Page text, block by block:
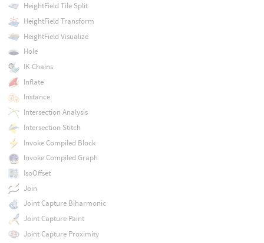
HeightField Tile Split
HeightField Transform
HeightField Visualize
Hole
IK Chains
Inflate
Instance
Intersection Analysis
Intersection Stitch
Invoke Compiled Block
Invoke Compiled Graph
IsoOffset
Join
Joint Capture Biharmonic
Joint Capture Paint
Joint Capture Proximity